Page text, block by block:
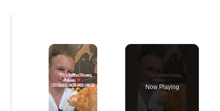
×
Now Playing